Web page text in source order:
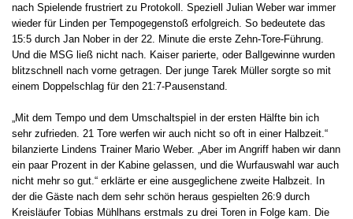
nach Spielende frustriert zu Protokoll. Speziell Julian Weber war immer
wieder für Linden per Tempogegenstoß erfolgreich. So bedeutete das
15:5 durch Jan Nober in der 22. Minute die erste Zehn-Tore-Führung.
Und die MSG ließ nicht nach. Kaiser parierte, oder Ballgewinne wurden
blitzschnell nach vorne getragen. Der junge Tarek Müller sorgte so mit
einem Doppelschlag für den 21:7-Pausenstand.
„Mit dem Tempo und dem Umschaltspiel in der ersten Hälfte bin ich
sehr zufrieden. 21 Tore werfen wir auch nicht so oft in einer Halbzeit.“
bilanzierte Lindens Trainer Mario Weber. „Aber im Angriff haben wir dann
ein paar Prozent in der Kabine gelassen, und die Wurfauswahl war auch
nicht mehr so gut.“ erklärte er eine ausgeglichene zweite Halbzeit. In
der die Gäste nach dem sehr schön heraus gespielten 26:9 durch
Kreisläufer Tobias Mühlhans erstmals zu drei Toren in Folge kam. Die